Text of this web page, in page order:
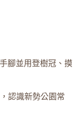
腳並用登樹冠、摸
認識新勢公園常